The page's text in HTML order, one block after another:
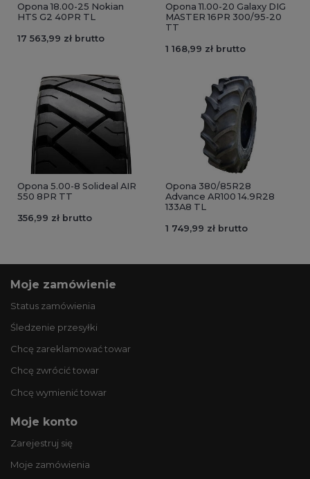
Opona 18.00-25 Nokian
HTS G2 40PR TL
17 563,99 zł brutto
Opona 11.00-20 Galaxy DIG
MASTER 16PR 300/95-20
TT
1 168,99 zł brutto
Opona 5.00-8 Solideal AIR
550 8PR TT
356,99 zł brutto
Opona 380/85R28
Advance AR100 14.9R28
133A8 TL
1 749,99 zł brutto
Moje zamówienie
Status zamówienia
Śledzenie przesyłki
Chcę zareklamować towar
Chcę zwrócić towar
Chcę wymienić towar
Moje konto
Zarejestruj się
Moje zamówienia